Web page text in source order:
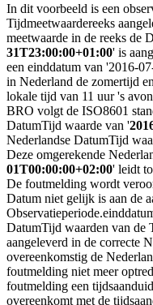
In dit voorbeeld is een
Tijdmeetwaardereeks
meetwaarde in de reeks de
31T23:00:00+01:00' is
een einddatum van '2016-
in Nederland de zomertijd
lokale tijd van 11 uur 's
BRO volgt de ISO8601
DatumTijd waarde van '
Nederlandse DatumTijd
Deze omgerekende
01T00:00:00+02:00' leidt
De foutmelding wordt
Datum niet gelijk is aan de
DatumTijd waarden van de
aangeleverd in de correcte
overeenkomstig de
foutmelding niet meer
foutmelding een
overeenkomt met de